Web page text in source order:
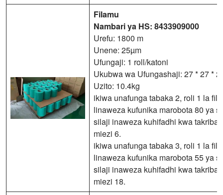
Filamu
Nambari ya HS: 8433909000
Urefu: 1800 m
Unene: 25µm
Ufungaji: 1 roll/katoni
Ukubwa wa Ufungashaji: 27 * 27 *
Uzito: 10.4kg
ikiwa unafunga tabaka 2, roli 1 la
linaweza kufunika marobota 80 ya
silaji inaweza kuhifadhi kwa takriban
miezi 6.
ikiwa unafunga tabaka 3, roli 1 la
linaweza kufunika marobota 55 ya
silaji inaweza kuhifadhi kwa takriban
miezi 18.